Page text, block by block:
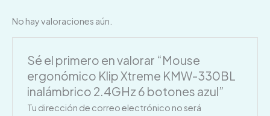
No hay valoraciones aún.
Sé el primero en valorar “Mouse
ergonómico Klip Xtreme KMW-330BL
inalámbrico 2.4GHz 6 botones azul”
Tu dirección de correo electrónico no será